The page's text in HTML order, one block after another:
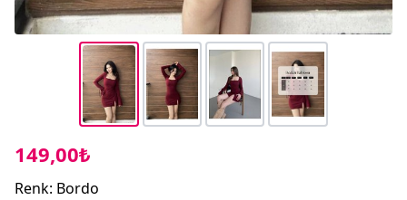
149,00₺
Renk: Bordo